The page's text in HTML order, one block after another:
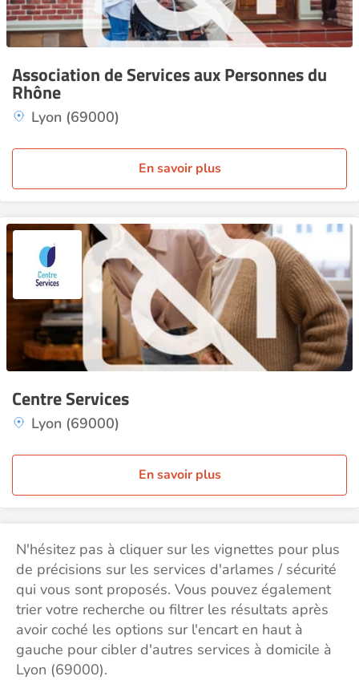
Association de Services aux Personnes du
Rhône
Lyon (69000)
En savoir plus
Centre Services
Lyon (69000)
En savoir plus
N'hésitez pas à cliquer sur les vignettes pour plus
de précisions sur les services d'arlames / sécurité
qui vous sont proposés. Vous pouvez également
trier votre recherche ou filtrer les résultats après
avoir coché les options sur l'encart en haut à
gauche pour cibler d'autres services à domicile à
Lyon (69000).